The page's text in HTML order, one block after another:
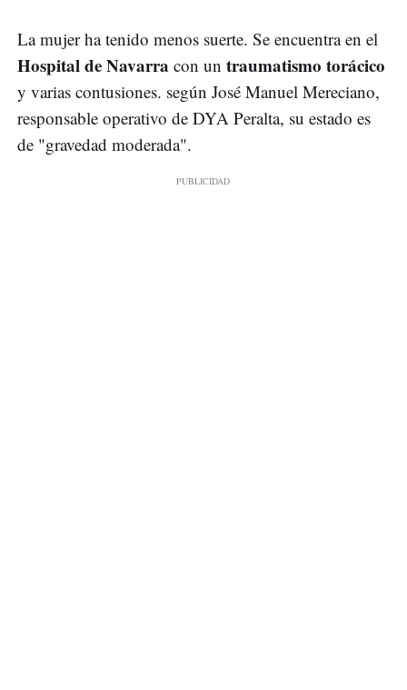
La mujer ha tenido menos suerte. Se encuentra en el
Hospital de Navarra con un traumatismo torácico
y varias contusiones. según José Manuel Mereciano,
responsable operativo de DYA Peralta, su estado es
de "gravedad moderada".